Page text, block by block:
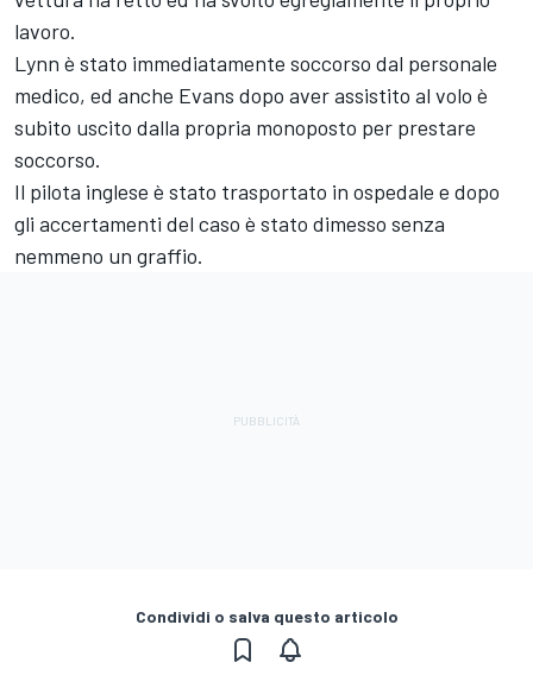
lavoro.
Lynn è stato immediatamente soccorso dal personale
medico, ed anche Evans dopo aver assistito al volo è
subito uscito dalla propria monoposto per prestare
soccorso.
Il pilota inglese è stato trasportato in ospedale e dopo
gli accertamenti del caso è stato dimesso senza
nemmeno un graffio.
Condividi o salva questo articolo